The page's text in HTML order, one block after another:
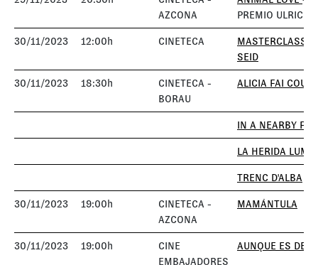
AZCONA
PREMIO ULRICH
30/11/2023 12:00h CINETECA
MASTERCLASS
SEID
30/11/2023 18:30h
CINETECA -
BORAU
ALICIA FAI
IN A NEARBY
LA HERIDA
TRENC D'ALBA
30/11/2023 19:00h
CINETECA -
AZCONA
MAMÁNTULA
30/11/2023 19:00h
CINE
EMBAJADORES
AUNQUE ES DE